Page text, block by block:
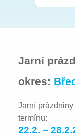
Jarní
okres:
Jarní
termínu:
22.2. –